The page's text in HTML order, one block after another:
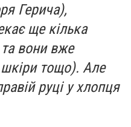
Герича),
ще кілька
вони вже
тощо). Але
руці у хлопця